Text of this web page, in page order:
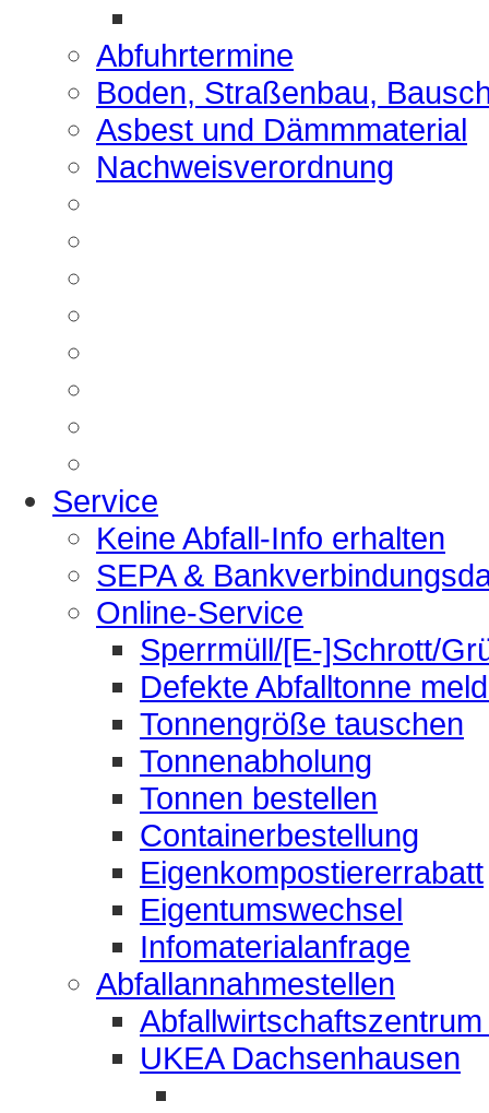
Abfuhrtermine
Boden, Straßenbau,
Asbest und Dämmmaterial
Nachweisverordnung
Service
Keine Abfall-Info erhalten
SEPA &
Online-Service
Sperrmüll/[E-]Schrott/
Defekte Abfalltonne
Tonnengröße tauschen
Tonnenabholung
Tonnen bestellen
Containerbestellung
Eigenkompostiererrabatt
Eigentumswechsel
Infomaterialanfrage
Abfallannahmestellen
UKEA Dachsenhausen